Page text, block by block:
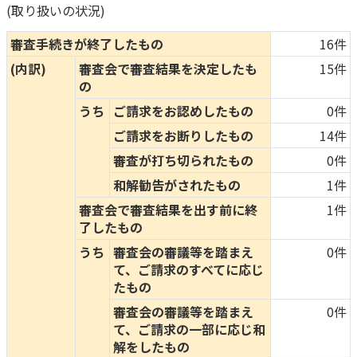
マイページログイン
入院保険金・手術保険金のご請求
お手続き一覧
きっかけ・できごとから探す
マイページでできること
保険をご検討中のお客さま
学資保険
長寿支援保険
お見積りシミュレーション
法人のお客さま
【まずはご相談ください】企業経営でお悩みの方はこ
法人のお客さま向け商品一覧
目的から探す
お役立ち情報
かんぽ生命の団体取扱い
法人向け資料請求
お問い合わせ先
お役立ち情報
かんぽのLifeサポートナビ
かんぽ生命について
かんぽ生命について
経営理念・経営戦略
お問い合わせ
株主・投資家のみなさまへ
(取り扱いの状況)
審査手続きが終了したもの
16件
(内訳)
審査会で審査結果を決定したも
の
15件
うち ご請求をお認めしたもの
0件
ご請求をお断りしたもの
14件
審査が打ち切られたもの
0件
和解勧告がされたもの
1件
審査会で審査結果を出す前に終
了したもの
1件
うち 審査会の審議等を踏まえ
て、ご請求のすべてに応じ
たもの
0件
審査会の審議等を踏まえ
て、ご請求の一部に応じ和
解をしたもの
0件